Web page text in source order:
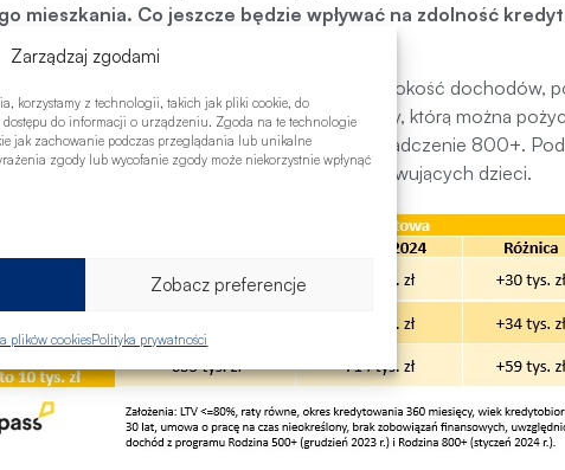
Zarządzaj zgodami
korzystamy z technologii, takich jak pliki cookie, do
do informacji o urządzeniu. Zgoda na te technologie
jak zachowanie podczas przeglądania lub unikalne
zgody lub wycofanie zgody może niekorzystnie wpłynąć
Zobacz preferencje
plików cookiesPolityka prywatności
mieszkania. Co jeszcze będzie wpływać na zdolność
kredytowej jest między innymi źródło i wysokość dochodów,
utrzymaniu. Przy ustalaniu maksymalnej kwoty, którą można
alimenty, rentę rodzinną i właśnie świadczenie 800+.
to wyższa zdolność kredytowa rodzin wychowujących dzieci.